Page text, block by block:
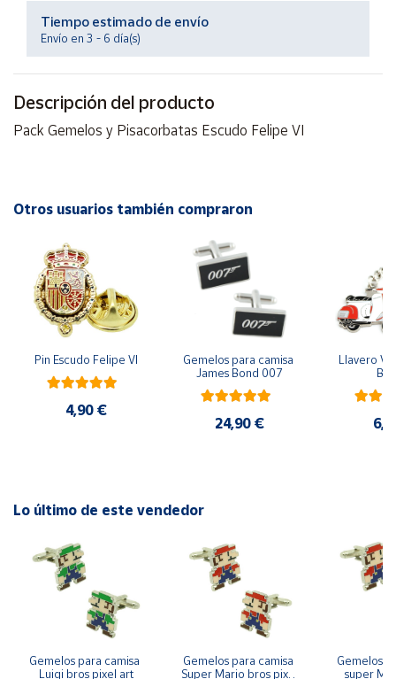
Ayuda
Contacto
Vendedores
Mapa de
vendedores
Hazte
vendedor
cliente
Tiempo estimado de envío
Envío en 3 - 6 día(s)
Descripción del producto
Pack Gemelos y Pisacorbatas Escudo Felipe VI
Otros usuarios también compraron
Pin Escudo Felipe VI
4,90 €
Gemelos para camisa
James Bond 007
24,90 €
Llavero
Lo último de este vendedor
Gemelos para camisa
Luigi bros pixel art
Gemelos para camisa
Super Mario bros pixel
Gemelos
super